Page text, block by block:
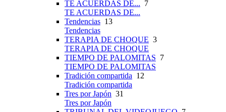
TE ACUERDAS DE... 7
TE ACUERDAS DE...
Tendencias 13
Tendencias
TERAPIA DE CHOQUE 3
TERAPIA DE CHOQUE
TIEMPO DE PALOMITAS 7
TIEMPO DE PALOMITAS
Tradición compartida 12
Tradición compartida
Tres por Japón 31
Tres por Japón